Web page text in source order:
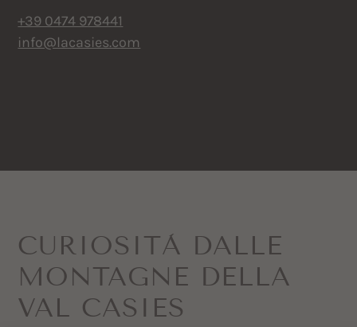
+39 0474 978441
info@lacasies.com
CURIOSITÀ DALLE
MONTAGNE DELLA
VAL CASIES